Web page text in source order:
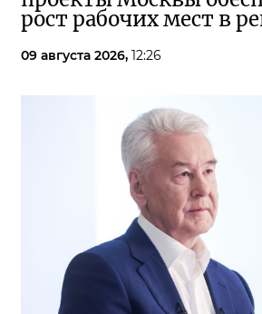
рост рабочих мест в
09 августа 2026, 12:26